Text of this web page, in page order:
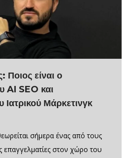
Ποιος είναι ο
AI SEO και
Ιατρικού Μάρκετινγκ
σήμερα ένας από τους
επαγγελματίες στον χώρο του